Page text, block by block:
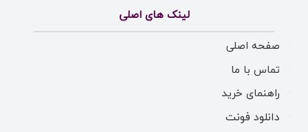
لینک های اصلی
صفحه اصلی
تماس با ما
راهنمای خرید
دانلود فونت